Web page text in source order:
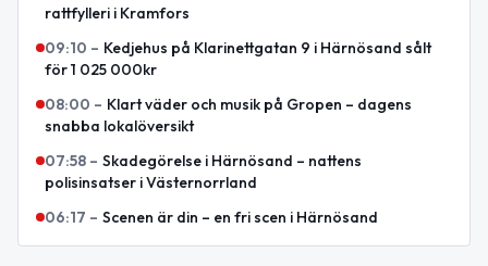
rattfylleri i Kramfors
09:10 – Kedjehus på Klarinettgatan 9 i Härnösand sålt
för 1 025 000kr
08:00 – Klart väder och musik på Gropen – dagens
snabba lokalöversikt
07:58 – Skadegörelse i Härnösand – nattens
polisinsatser i Västernorrland
06:17 – Scenen är din – en fri scen i Härnösand